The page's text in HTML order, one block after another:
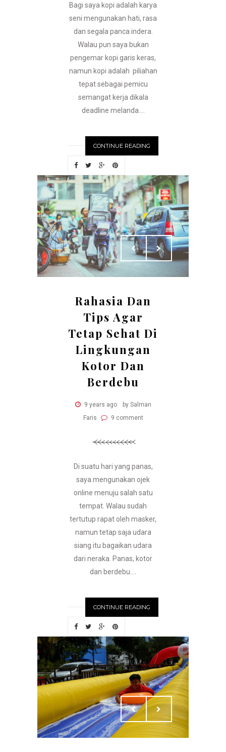
Bagi saya kopi adalah karya
seni mengunakan hati, rasa
dan segala panca indera.
Walau pun saya bukan
pengemar kopi garis keras,
namun kopi adalah piliahan
tepat sebagai pemicu
semangat kerja dikala
deadline melanda....
CONTINUE READING
Rahasia Dan
Tips Agar
Tetap Sehat Di
Lingkungan
Kotor Dan
Berdebu
9 years ago
by Salman
Faris
9 comment
Di suatu hari yang panas,
saya mengunakan ojek
online menuju salah satu
tempat. Walau sudah
tertutup rapat oleh masker,
namun tetap saja udara
siang itu bagaikan udara
dari neraka. Panas, kotor
dan berdebu....
CONTINUE READING